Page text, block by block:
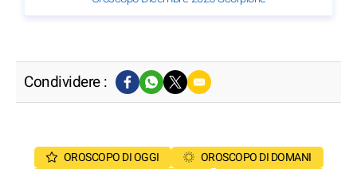
Condividere :
OROSCOPO DI OGGI
OROSCOPO DI DOMANI